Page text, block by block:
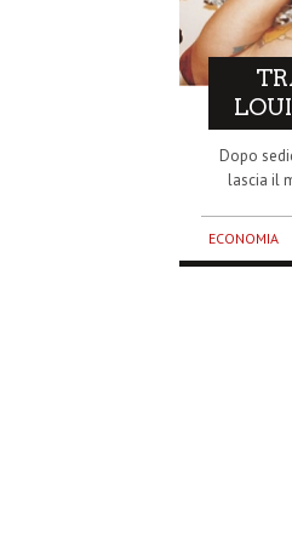
Dopo
lascia il
ECONOMIA